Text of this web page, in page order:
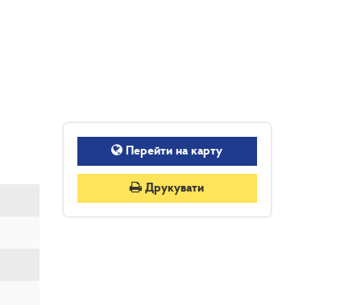
Перейти на карту
Друкувати